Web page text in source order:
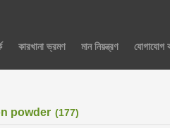
কারখানা ভ্রমণ মান নিয়ন্ত্রণ যোগাযোগ
powder (177)